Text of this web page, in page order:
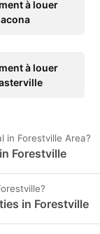
à louer
à louer
in Forestville Area?
Forestville
in Forestville